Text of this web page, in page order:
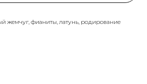
жемчуг, фианиты, латунь, родирование